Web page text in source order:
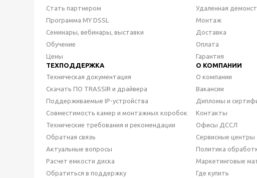
Стать партнером
Программа MY DSSL
Семинары, вебинары, выставки
Обучение
Цены
Удаленная
Монтаж
Доставка
Оплата
Гарантия
ТЕХПОДДЕРЖКА
Техническая документация
Скачать ПО TRASSIR и драйвера
Поддерживаемые IP-устройства
Совместимость камер и монтажных коробок
Технические требования и рекомендации
Обратная связь
Актуальные вопросы
Расчет емкости диска
Обратиться в поддержку
О КОМПАНИИ
О компании
Вакансии
Дипломы и
Контакты
Офисы ДССЛ
Сервисные центры
Политика
Маркетинговые
Где купить